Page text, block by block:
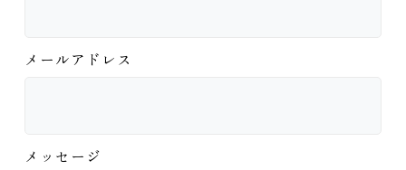
メールアドレス
メッセージ